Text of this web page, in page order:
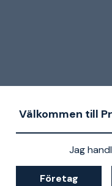
Välkommen till
Jag
Företag